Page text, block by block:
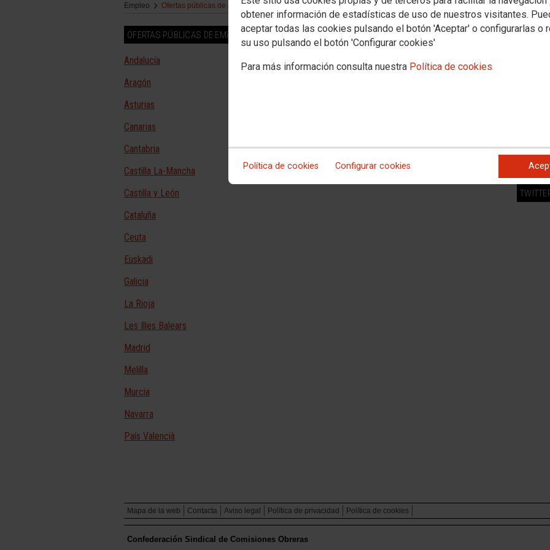
obtener información de estadísticas de uso de nuestros visitantes.
aceptar todas las cookies pulsando el botón 'Aceptar' o configurarlas o
su uso pulsando el botón 'Configurar cookies'
Para más información consulta nuestra Política de cookies
Política de cookies Configurar cookies
Empleo
Ofertas públicas de empleo
OFERTAS PÚBLICAS DE EMPLEO
Andalucía
Aragón
Asturias
Canarias
Cantabria
Castilla La-Mancha
Castilla y León
Cataluña
Ceuta
Euskadi
Galicia
La Rioja
Les Illes Balears
Madrid
Melilla
Murcia
Navarra
País Valencià
Bolsa
Mapa de la web Contacta Aviso legal Política de privacidad Política de cookies
Confederación Sindical de Comisiones Obreras